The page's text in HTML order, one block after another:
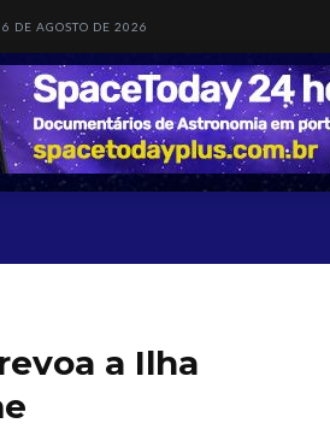
6 DE AGOSTO DE 2026
a Ilha